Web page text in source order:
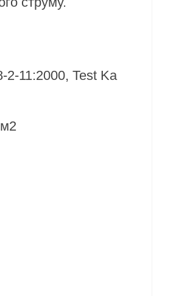
2-11:2000, Test Ka